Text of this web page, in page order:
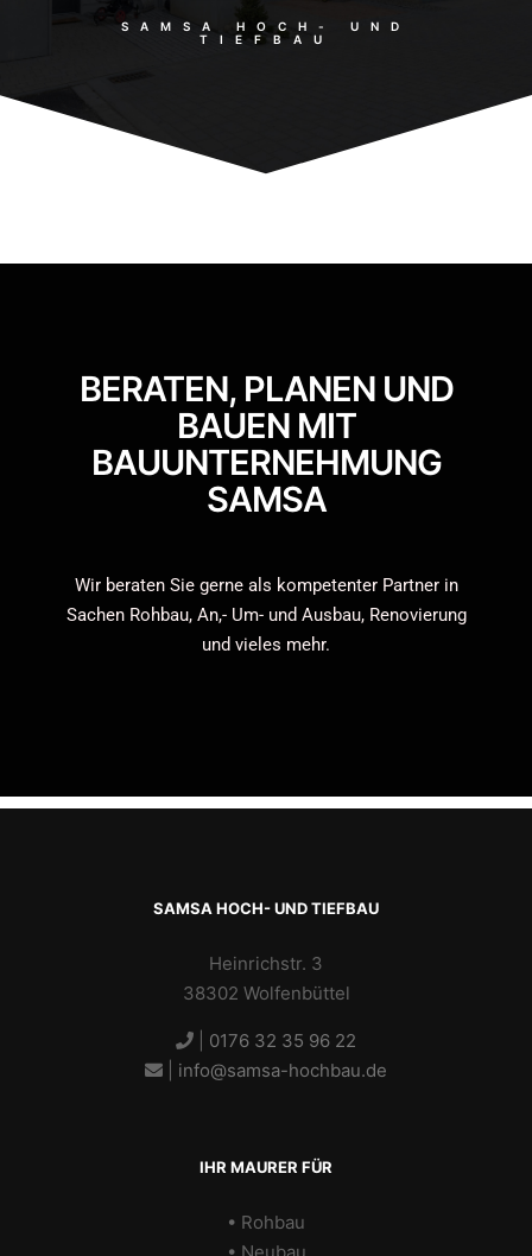
SAMSA HOCH- UND
TIEFBAU
BERATEN, PLANEN UND
BAUEN MIT
BAUUNTERNEHMUNG
SAMSA
Wir beraten Sie gerne als kompetenter Partner in
Sachen Rohbau, An,- Um- und Ausbau, Renovierung
und vieles mehr.
SAMSA HOCH- UND TIEFBAU
Heinrichstr. 3
38302 Wolfenbüttel
0176 32 35 96 22
info@samsa-hochbau.de
IHR MAURER FÜR
• Rohbau